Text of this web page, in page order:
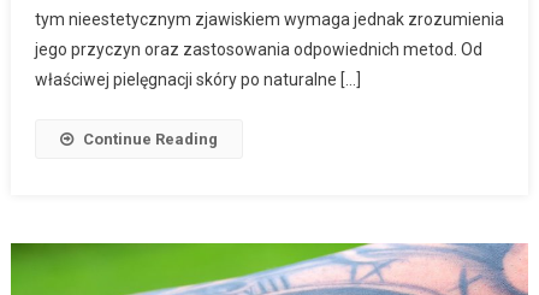
tym nieestetycznym zjawiskiem wymaga jednak zrozumienia
jego przyczyn oraz zastosowania odpowiednich metod. Od
właściwej pielęgnacji skóry po naturalne […]
Continue Reading